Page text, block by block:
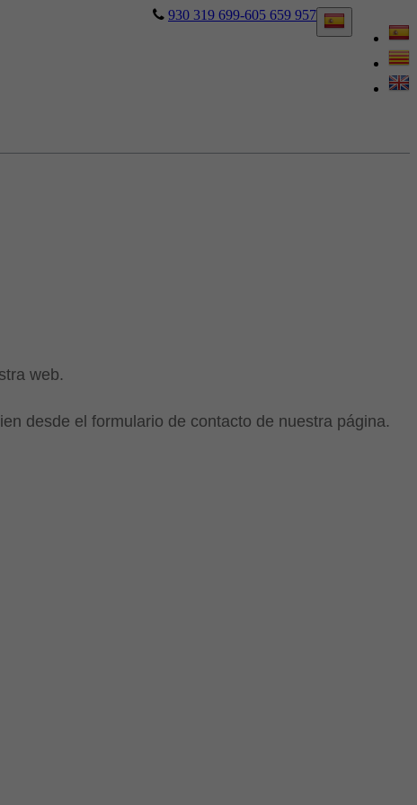
930 319 699-605 659 957
web.
desde el formulario de contacto de nuestra página.